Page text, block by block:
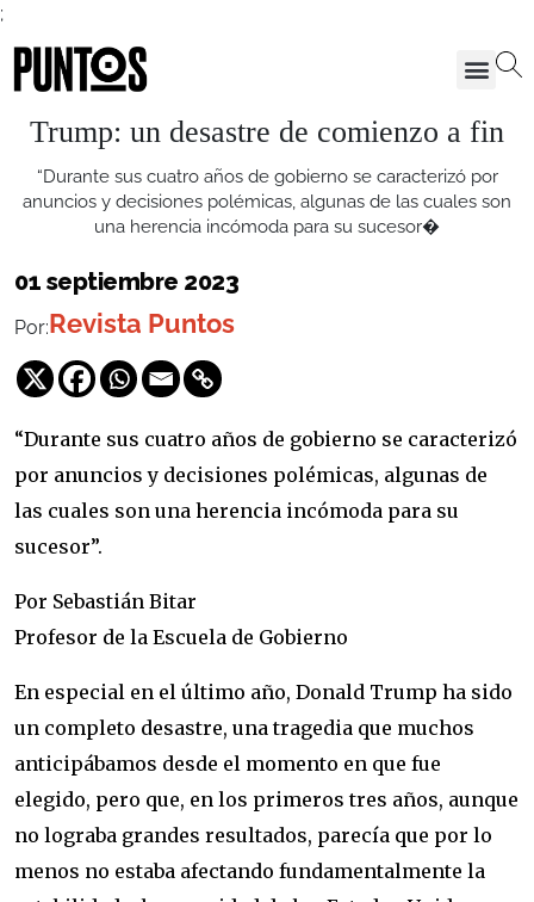
;
Trump: un desastre de comienzo a fin
“Durante sus cuatro años de gobierno se caracterizó por
anuncios y decisiones polémicas, algunas de las cuales son
una herencia incómoda para su sucesor�
01 septiembre 2023
Por:Revista Puntos
“Durante sus cuatro años de gobierno se caracterizó
por anuncios y decisiones polémicas, algunas de
las cuales son una herencia incómoda para su
sucesor”.
Por Sebastián Bitar
Profesor de la Escuela de Gobierno
En especial en el último año, Donald Trump ha sido
un completo desastre, una tragedia que muchos
anticipábamos desde el momento en que fue
elegido, pero que, en los primeros tres años, aunque
no lograba grandes resultados, parecía que por lo
menos no estaba afectando fundamentalmente la